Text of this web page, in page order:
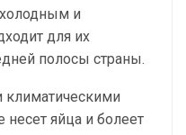
и
для их
полосы страны.
климатическими
яйца и болеет